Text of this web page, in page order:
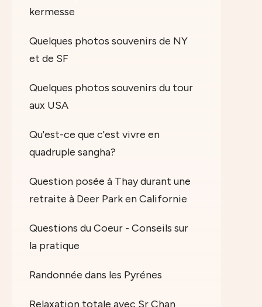
kermesse
Quelques photos souvenirs de NY
et de SF
Quelques photos souvenirs du tour
aux USA
Qu'est-ce que c'est vivre en
quadruple sangha?
Question posée à Thay durant une
retraite à Deer Park en Californie
Questions du Coeur - Conseils sur
la pratique
Randonnée dans les Pyrénes
Relaxation totale avec Sr Chan